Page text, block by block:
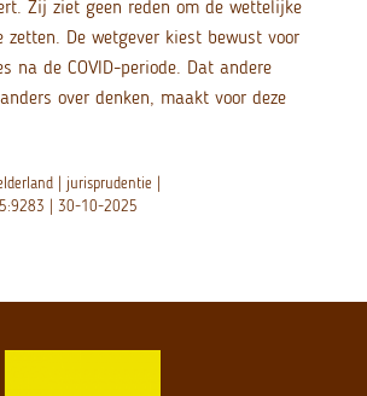
Zij ziet geen reden om de wettelijke
zetten. De wetgever kiest bewust voor
na de COVID-periode. Dat andere
over denken, maakt voor deze
| jurisprudentie |
| 30-10-2025